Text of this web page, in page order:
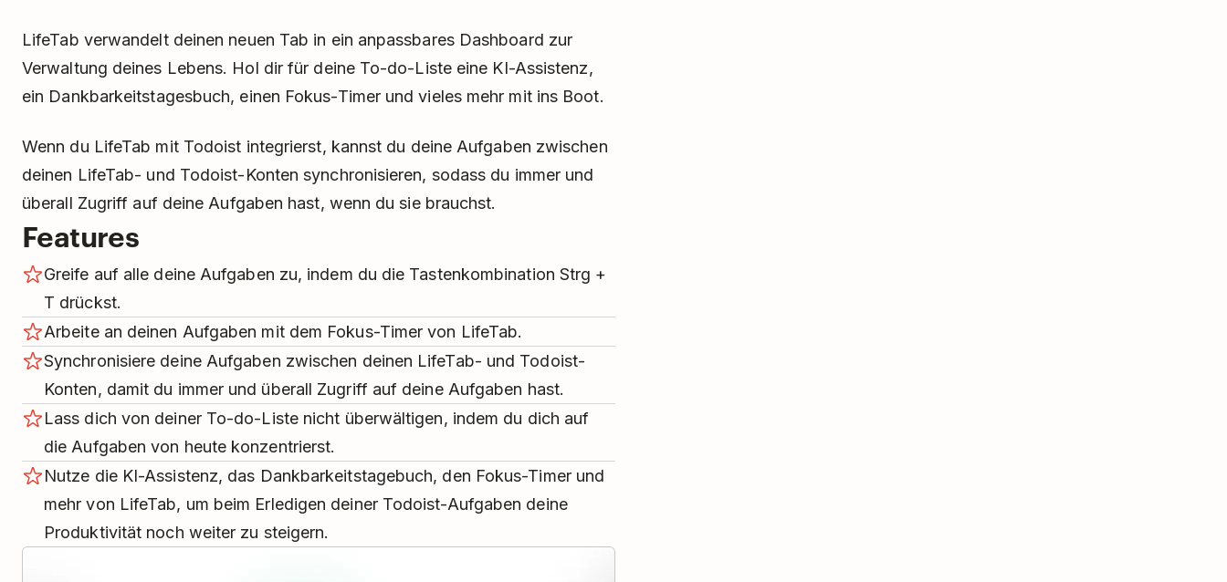
LifeTab verwandelt deinen neuen Tab in ein anpassbares Dashboard zur
Verwaltung deines Lebens. Hol dir für deine To-do-Liste eine KI-Assistenz,
ein Dankbarkeitstagesbuch, einen Fokus-Timer und vieles mehr mit ins Boot.
Wenn du LifeTab mit Todoist integrierst, kannst du deine Aufgaben zwischen
deinen LifeTab- und Todoist-Konten synchronisieren, sodass du immer und
überall Zugriff auf deine Aufgaben hast, wenn du sie brauchst.
Features
Greife auf alle deine Aufgaben zu, indem du die Tastenkombination Strg +
T drückst.
Arbeite an deinen Aufgaben mit dem Fokus-Timer von LifeTab.
Synchronisiere deine Aufgaben zwischen deinen LifeTab- und Todoist-
Konten, damit du immer und überall Zugriff auf deine Aufgaben hast.
Lass dich von deiner To-do-Liste nicht überwältigen, indem du dich auf
die Aufgaben von heute konzentrierst.
Nutze die KI-Assistenz, das Dankbarkeitstagebuch, den Fokus-Timer und
mehr von LifeTab, um beim Erledigen deiner Todoist-Aufgaben deine
Produktivität noch weiter zu steigern.